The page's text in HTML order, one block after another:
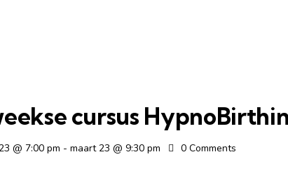
cursus
@ 7:00 pm - maart 23 @ 9:30 pm 0 Comments